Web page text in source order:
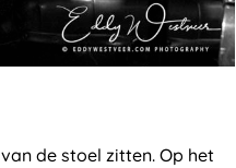
de stoel zitten. Op het